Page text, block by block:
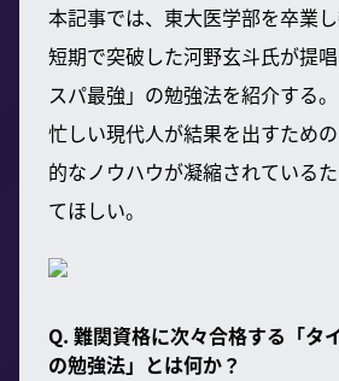
本記事では、東大医学部を卒業
短期で突破した河野玄斗氏が提
スパ最強」の勉強法を紹介する。
忙しい現代人が結果を出すため
的なノウハウが凝縮されている
てほしい。
Q. 難関資格に次々合格する「タ
の勉強法」とは何か？